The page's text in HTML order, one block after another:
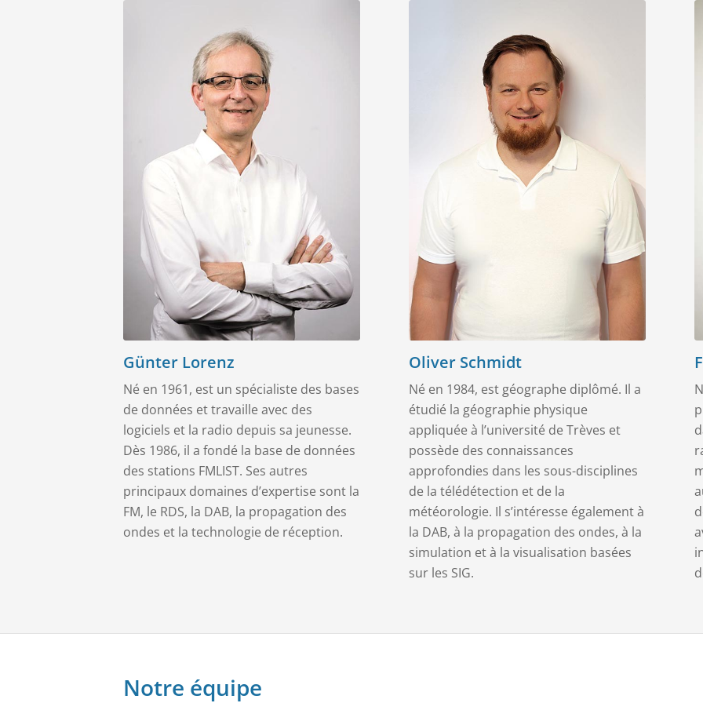
Günter Lorenz
Né en 1961, est un spécialiste des bases
de données et travaille avec des
logiciels et la radio depuis sa jeunesse.
Dès 1986, il a fondé la base de données
des stations FMLIST. Ses autres
principaux domaines d’expertise sont la
FM, le RDS, la DAB, la propagation des
ondes et la technologie de réception.
Oliver Schmidt
Né en 1984, est géographe diplômé. Il a
étudié la géographie physique
appliquée à l’université de Trèves et
possède des connaissances
approfondies dans les sous-disciplines
de la télédétection et de la
météorologie. Il s’intéresse également à
la DAB, à la propagation des ondes, à la
simulation et à la visualisation basées
sur les SIG.
Notre équipe